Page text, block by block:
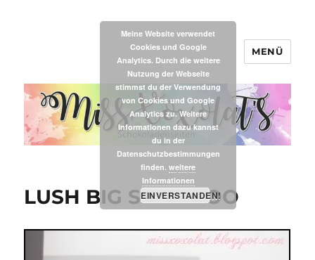
MissXoxolat's
MENÜ
LUSH BIG SHAMPOO
Meine Website verwendet
Cookies und Google
Analytics. Durch die weitere
Nutzung der Webseite
stimmst du der Verwendung
von Cookies und Google
Analytics zu. Weitere
Informationen dazu kannst
du in der
Datenschutzbestimmungen
finden. weitere
Informationen
EINVERSTANDEN!